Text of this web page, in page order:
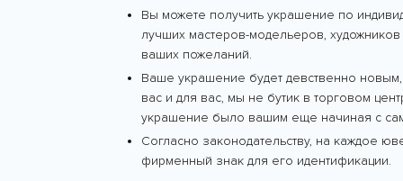
Вы можете получить украшение по
лучших мастеров-модельеров,
ваших пожеланий.
Ваше украшение будет девственно
вас и для вас, мы не бутик в торговом
украшение было вашим еще начиная с
Согласно законодательству, на каждое
фирменный знак для его идентификации.